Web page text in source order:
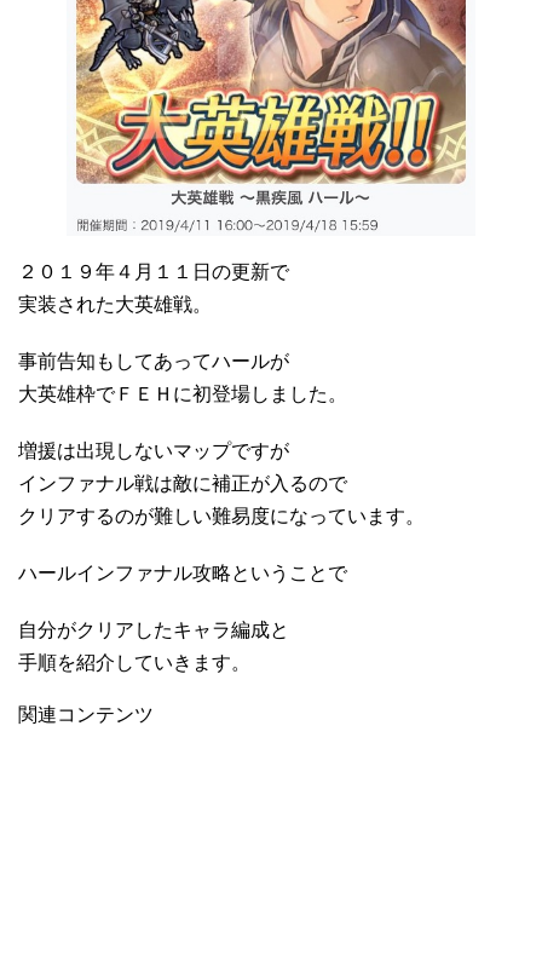
２０１９年４月１１日の更新で
実装された大英雄戦。
事前告知もしてあってハールが
大英雄枠でＦＥＨに初登場しました。
増援は出現しないマップですが
インファナル戦は敵に補正が入るので
クリアするのが難しい難易度になっています。
ハールインファナル攻略ということで
自分がクリアしたキャラ編成と
手順を紹介していきます。
関連コンテンツ